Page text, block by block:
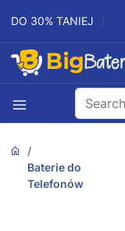
DO 30% TANIEJ
Baterie do
Telefonów